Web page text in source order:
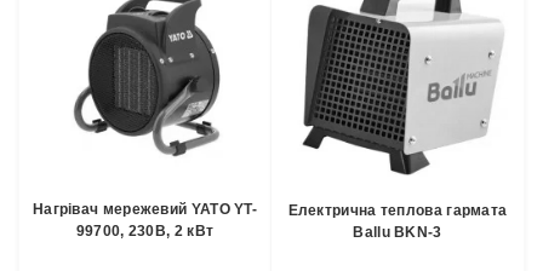
Нагрівач мережевий YATO YT-
99700, 230В, 2 кВт
Електрична теплова гармата
Ballu BKN-3